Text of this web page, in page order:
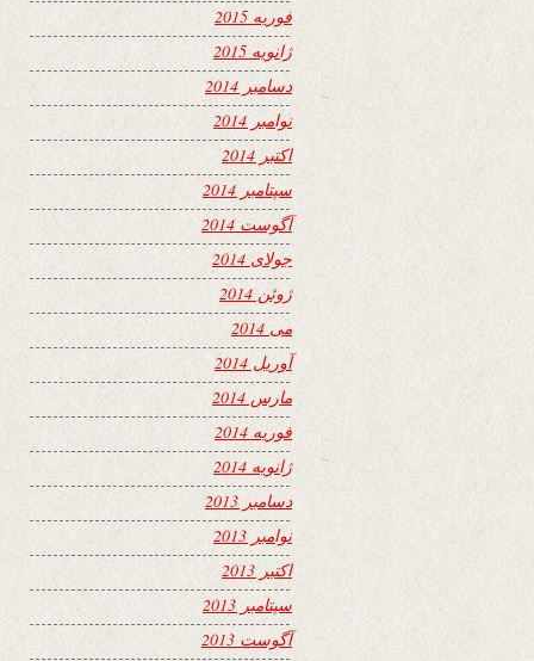
فوریه 2015
ژانویه 2015
دسامبر 2014
نوامبر 2014
اکتبر 2014
سپتامبر 2014
آگوست 2014
جولای 2014
ژوئن 2014
می 2014
آوریل 2014
مارس 2014
فوریه 2014
ژانویه 2014
دسامبر 2013
نوامبر 2013
اکتبر 2013
سپتامبر 2013
آگوست 2013